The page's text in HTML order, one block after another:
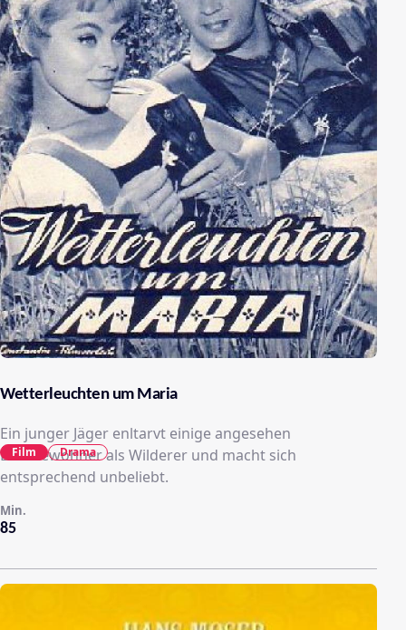
Wetterleuchten um Maria
Ein junger Jäger enltarvt einige angesehen
Dorfbewohner als Wilderer und macht sich
entsprechend unbeliebt.
85
Min.
Film Drama